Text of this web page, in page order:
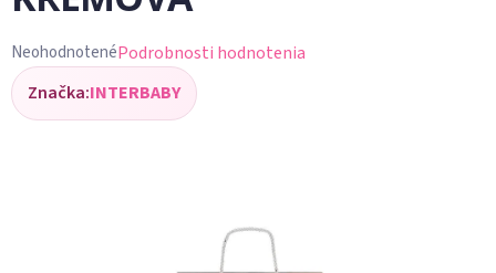
Priemerné
hodnotenie
produktu
NeohodnotenéPodrobnosti hodnotenia
Značka:INTERBABY